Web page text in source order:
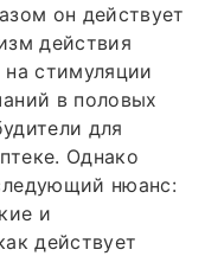
он действует
действия
на стимуляции
в половых
для
Однако
нюанс:
и
действует